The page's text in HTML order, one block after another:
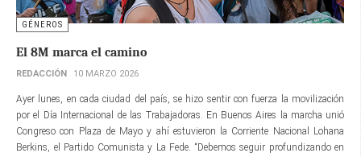
GÉNEROS
El 8M marca el camino
REDACCIÓN 10 MARZO 2026
Ayer lunes, en cada ciudad del país, se hizo sentir con fuerza la movilización
por el Día Internacional de las Trabajadoras. En Buenos Aires la marcha unió
Congreso con Plaza de Mayo y ahí estuvieron la Corriente Nacional Lohana
Berkins, el Partido Comunista y La Fede. “Debemos seguir profundizando en